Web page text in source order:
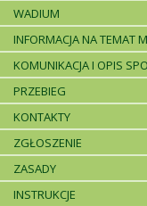
WADIUM
PRZEBIEG
KONTAKTY
ZGŁOSZENIE
ZASADY
INSTRUKCJE